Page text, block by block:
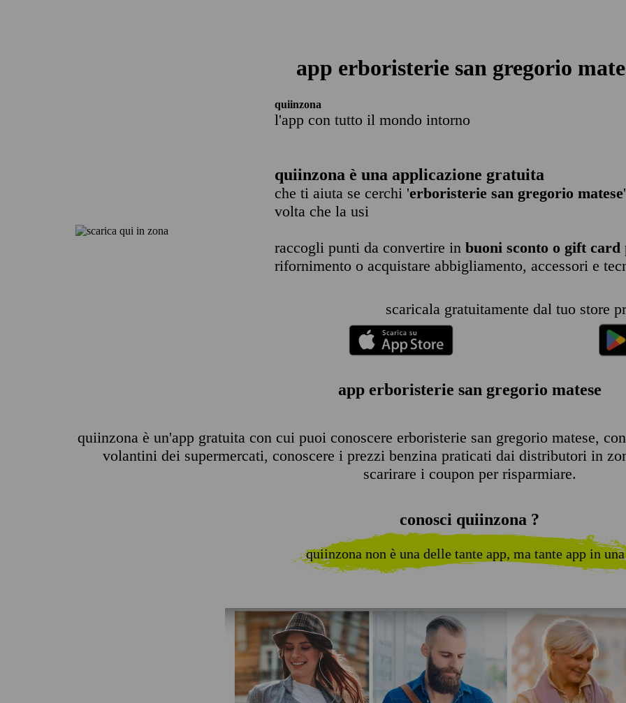
app erboristerie san gregorio
quiinzona
l'app con tutto il mondo intorno
quiinzona è una applicazione gratuita
che ti aiuta se cerchi 'erboristerie san gregorio matese
volta che la usi
raccogli punti da convertire in buoni sconto o gift card
rifornimento o acquistare abbigliamento, accessori e
scaricala gratuitamente dal tuo store
app erboristerie san gregorio matese
quiinzona è un'app gratuita con cui puoi conoscere erboristerie san gregorio matese,
volantini dei supermercati, conoscere i prezzi benzina praticati dai distributori in
scarirare i coupon per risparmiare.
conosci quiinzona ?
quiinzona non è una delle tante app, ma tante app in